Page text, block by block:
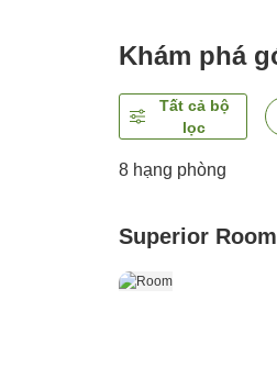
Khám phá
Tất cả bộ
lọc
8 hạng phòng
Superior